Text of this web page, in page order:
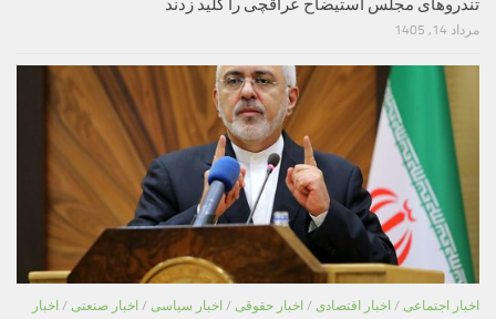
تندروهای مجلس استیضاح عراقچی را کلید زدند
مرداد 14, 1405
اخبار اجتماعی / اخبار اقتصادی / اخبار حقوقی / اخبار سیاسی / اخبار صنعتی / اخبار